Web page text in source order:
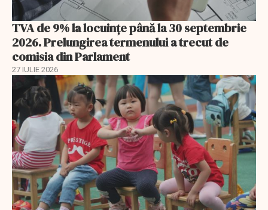
TVA de 9% la locuințe până la 30 septembrie
2026. Prelungirea termenului a trecut de
comisia din Parlament
27 IULIE 2026